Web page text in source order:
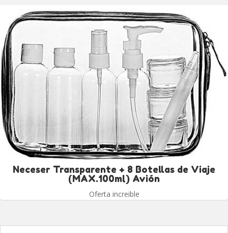
Neceser Transparente + 8 Botellas de Viaje
(MAX.100ml) Avión
Oferta increible